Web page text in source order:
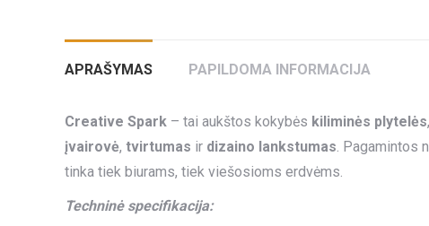
APRAŠYMAS PAPILDOMA INFORMACIJA
Creative Spark – tai aukštos kokybės kiliminės plytelės
įvairovė, tvirtumas ir dizaino lankstumas. Pagamintos
tinka tiek biurams, tiek viešosioms erdvėms.
Techninė specifikacija: